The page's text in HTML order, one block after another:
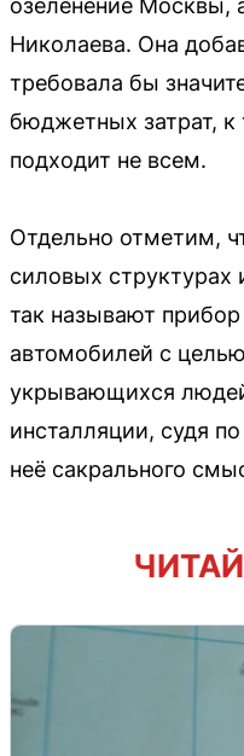
озеленение Москвы,
Николаева. Она
требовала бы
бюджетных затрат, к
подходит не всем.
Отдельно отметим,
силовых
так называют
автомобилей с
укрывающихся
инсталляции, судя
неё сакрального